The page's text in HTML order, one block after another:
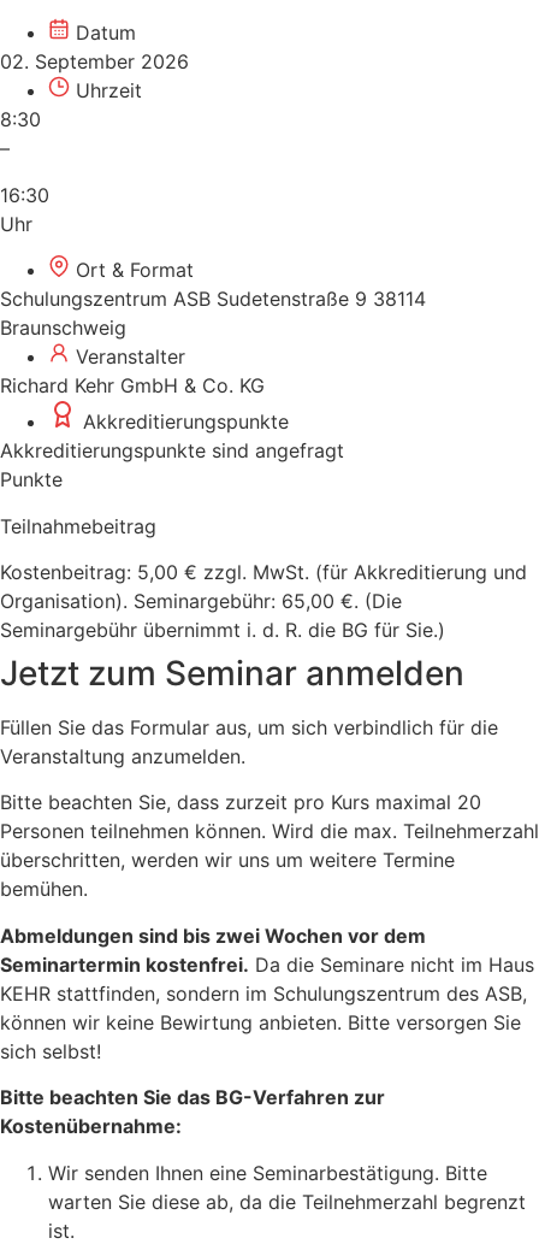
Datum
02. September 2026
Uhrzeit
8:30
–
16:30
Uhr
Ort & Format
Schulungszentrum ASB Sudetenstraße 9 38114
Braunschweig
Veranstalter
Richard Kehr GmbH & Co. KG
Akkreditierungspunkte
Akkreditierungspunkte sind angefragt
Punkte
Teilnahmebeitrag
Kostenbeitrag: 5,00 € zzgl. MwSt. (für Akkreditierung und
Organisation). Seminargebühr: 65,00 €. (Die
Seminargebühr übernimmt i. d. R. die BG für Sie.)
Jetzt zum Seminar anmelden
Füllen Sie das Formular aus, um sich verbindlich für die
Veranstaltung anzumelden.
Bitte beachten Sie, dass zurzeit pro Kurs maximal 20
Personen teilnehmen können. Wird die max. Teilnehmerzahl
überschritten, werden wir uns um weitere Termine
bemühen.
Abmeldungen sind bis zwei Wochen vor dem
Seminartermin kostenfrei. Da die Seminare nicht im Haus
KEHR stattfinden, sondern im Schulungszentrum des ASB,
können wir keine Bewirtung anbieten. Bitte versorgen Sie
sich selbst!
Bitte beachten Sie das BG-Verfahren zur
Kostenübernahme:
Wir senden Ihnen eine Seminarbestätigung. Bitte
warten Sie diese ab, da die Teilnehmerzahl begrenzt
ist.